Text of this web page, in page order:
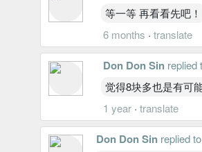
等一等 再看看先吧！
6 months · translate
Don Don Sin replied
觉得8块多也是有可
1 year · translate
Don Don Sin replied